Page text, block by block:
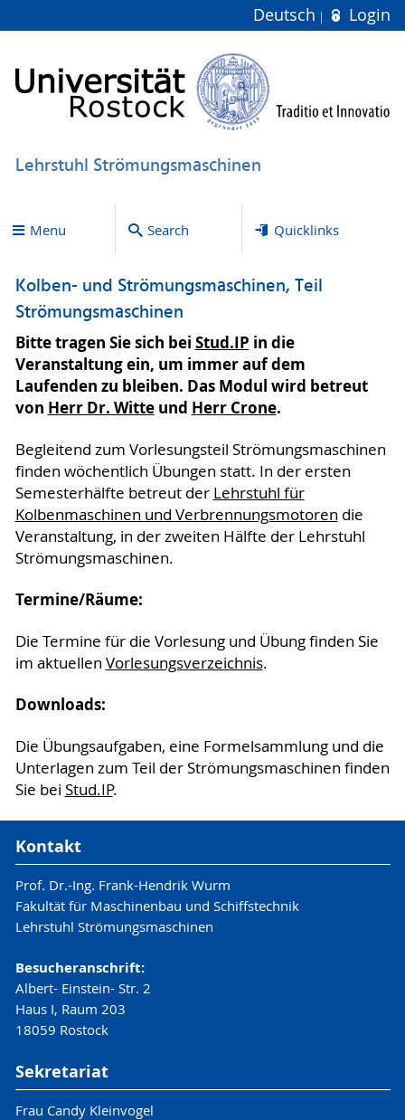
Deutsch Login
Lehrstuhl Strömungsmaschinen
Menu Search Quicklinks
Kolben- und Strömungsmaschinen, Teil
Strömungsmaschinen
Bitte tragen Sie sich bei Stud.IP in die
Veranstaltung ein, um immer auf dem
Laufenden zu bleiben. Das Modul wird betreut
von Herr Dr. Witteund Herr Crone.
Begleitend zum Vorlesungsteil Strömungsmaschinen
finden wöchentlich Übungen statt. In der ersten
Semesterhälfte betreut der Lehrstuhl für
Kolbenmaschinen und Verbrennungsmotoren die
Veranstaltung, in der zweiten Hälfte der Lehrstuhl
Strömungsmaschinen.
Termine/Räume:
Die Termine für die Vorlesung und Übung finden Sie
im aktuellen Vorlesungsverzeichnis.
Downloads:
Die Übungsaufgaben, eine Formelsammlung und die
Unterlagen zum Teil der Strömungsmaschinen finden
Sie bei Stud.IP.
Kontakt
Prof. Dr.-Ing. Frank-Hendrik Wurm
Fakultät für Maschinenbau und Schiffstechnik
Lehrstuhl Strömungsmaschinen
Besucheranschrift:
Albert- Einstein- Str. 2
Haus I, Raum 203
18059 Rostock
Sekretariat
Frau Candy Kleinvogel